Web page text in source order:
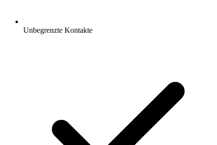
Unbegrenzte Kontakte